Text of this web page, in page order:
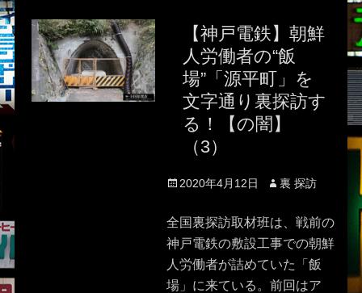
【神戸電鉄】朝鮮
人労働者の“飯
場”「源平町」を
文字通り裏探訪す
る！【の闇】
（3）
Posted
2020年4月12日 Author
裏 探訪
全国裏探訪取材班は、戦前の
神戸電鉄の敷設工事での朝鮮
人労働者が詰めていた「飯
場」に来ている。前回はア